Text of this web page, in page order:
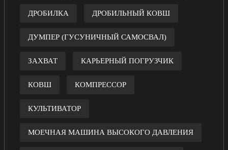
ДРОБИЛКА ДРОБИЛЬНЫЙ КОВШ
ДУМПЕР (ГУСУНИЧНЫЙ САМОСВАЛ)
ЗАХВАТ КАРЬЕРНЫЙ ПОГРУЗЧИК
КОВШ КОМПРЕССОР
КУЛЬТИВАТОР
МОЕЧНАЯ МАШИНА ВЫСОКОГО ДАВЛЕНИЯ